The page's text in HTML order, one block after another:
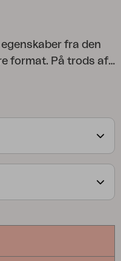
fra den
format. På trods af
af fællesskab og